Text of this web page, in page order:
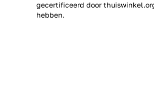
gecertificeerd door
hebben.